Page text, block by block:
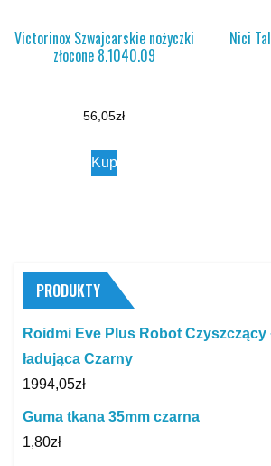
Victorinox Szwajcarskie nożyczki
złocone 8.1040.09
56,05zł
Kup
Nici
PRODUKTY
Roidmi Eve Plus Robot Czyszczący
ładująca Czarny
1994,05zł
Guma tkana 35mm czarna
1,80zł